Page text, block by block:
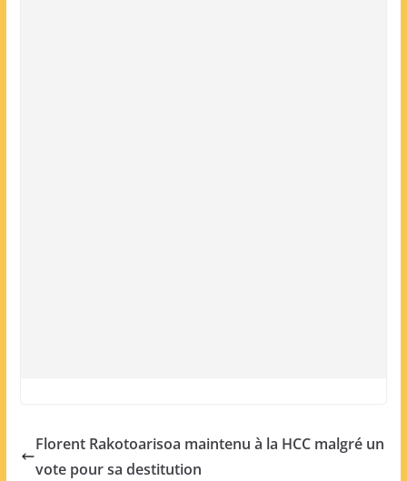
Florent Rakotoarisoa maintenu à la HCC malgré un
vote pour sa destitution